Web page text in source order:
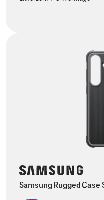
Samsung Rugged Case